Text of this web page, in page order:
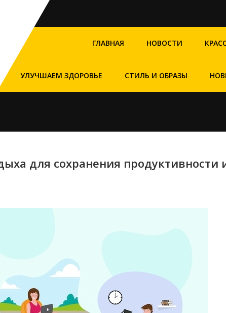
ГЛАВНАЯ НОВОСТИ
УЛУЧШАЕМ ЗДОРОВЬЕ СТИЛЬ И ОБРАЗЫ
для сохранения продуктивности